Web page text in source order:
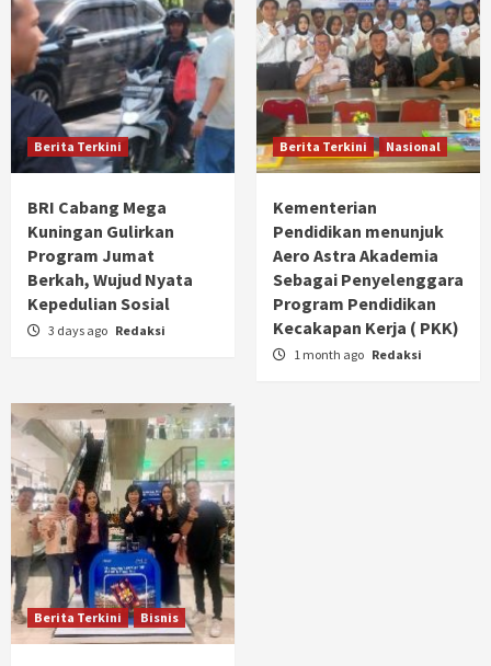
Berita Terkini
BRI Cabang Mega
Kuningan Gulirkan
Program Jumat
Berkah, Wujud Nyata
Kepedulian Sosial
3 days ago Redaksi
Berita Terkini Nasional
Kementerian
Pendidikan menunjuk
Aero Astra Akademia
Sebagai Penyelenggara
Program Pendidikan
Kecakapan Kerja ( PKK)
1 month ago Redaksi
Berita Terkini Bisnis